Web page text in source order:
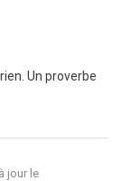
Un proverbe
jour le